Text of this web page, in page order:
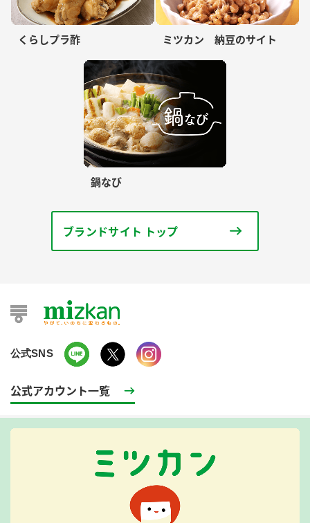
くらしプラ酢 ミツカン 納豆のサイト
鍋なび
ブランドサイト トップ
公式SNS
公式アカウント一覧